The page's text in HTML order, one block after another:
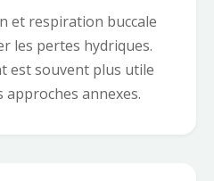
et respiration buccale
les pertes hydriques.
est souvent plus utile
annexes.